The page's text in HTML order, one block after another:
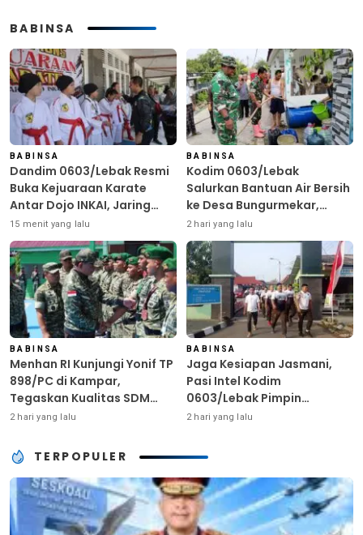
BABINSA
BABINSA
Dandim 0603/Lebak Resmi
Buka Kejuaraan Karate
Antar Dojo INKAI, Jaring
Bibit Atlet Unggul Sambut
HUT ke-81 RI
15 menit yang lalu
BABINSA
Kodim 0603/Lebak
Salurkan Bantuan Air Bersih
ke Desa Bungurmekar,
Ringankan Beban Warga
Terdampak Kemarau
2 hari yang lalu
BABINSA
Menhan RI Kunjungi Yonif TP
898/PC di Kampar,
Tegaskan Kualitas SDM
Kunci Kekuatan TNI
2 hari yang lalu
BABINSA
Jaga Kesiapan Jasmani,
Pasi Intel Kodim
0603/Lebak Pimpin
Pembinaan Fisik Rutin
2 hari yang lalu
TERPOPULER